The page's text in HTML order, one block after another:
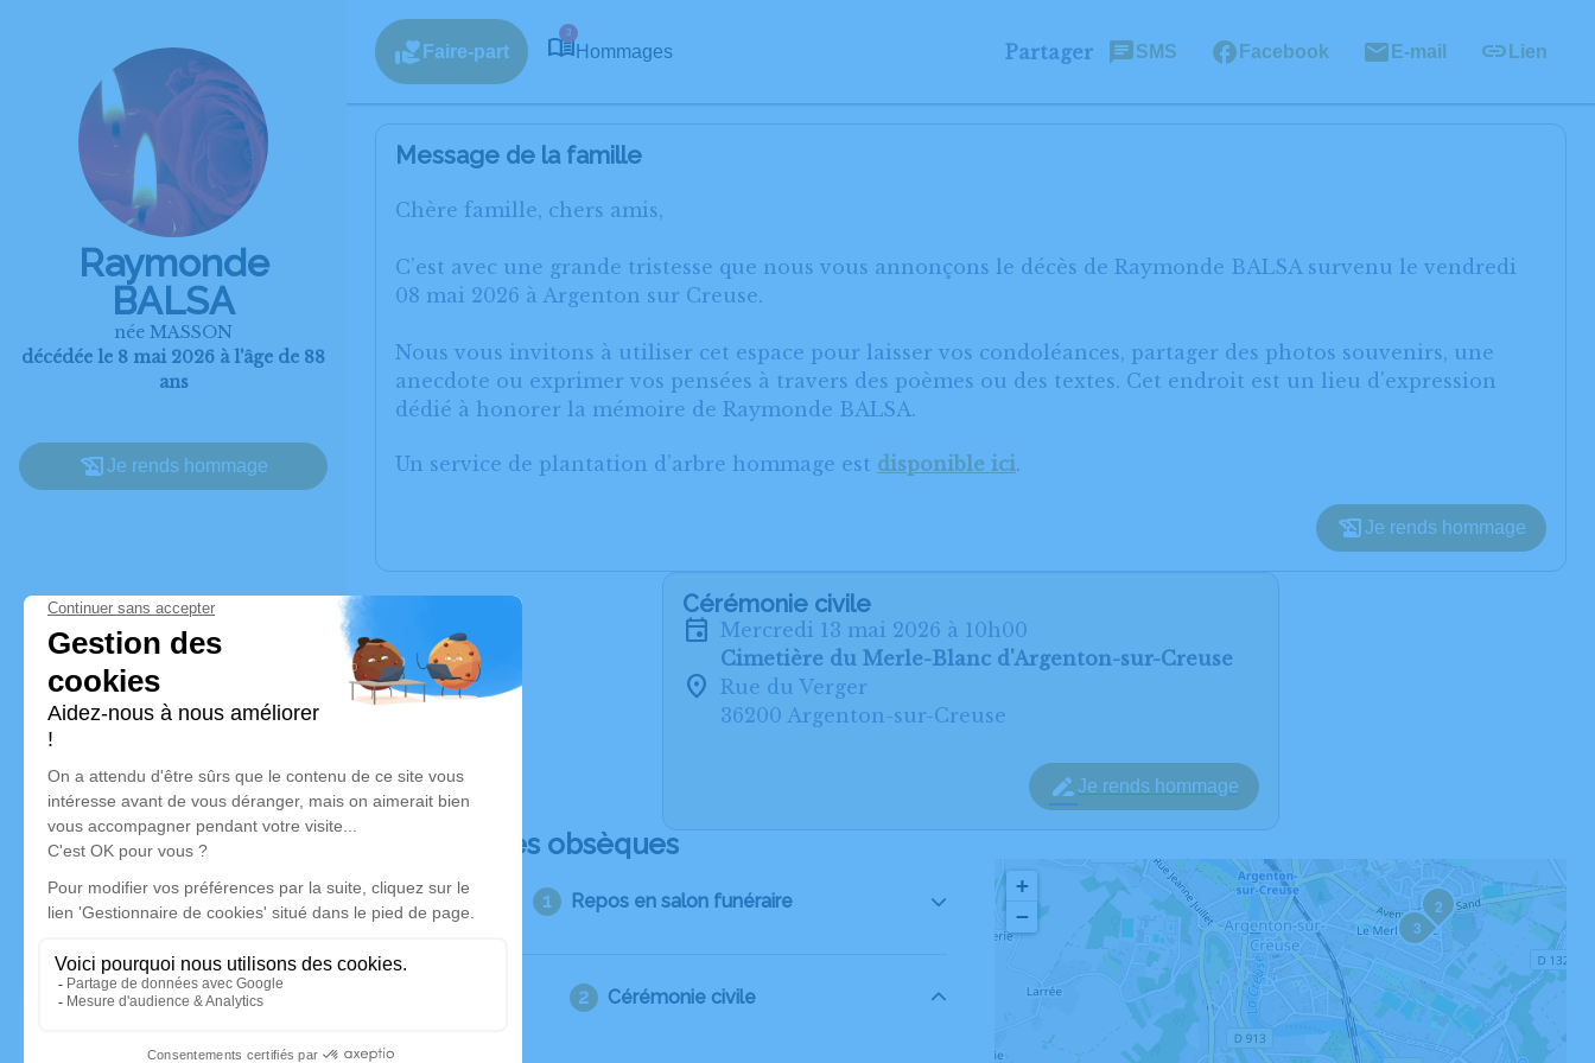
Raymonde
BALSA
née MASSON
décédée le 8 mai 2026 à l'âge de 88
ans
Je rends hommage
Faire-part
3
Hommages Partager SMS Facebook E-mail Lien
Message de la famille
Chère famille, chers amis,
C’est avec une grande tristesse que nous vous annonçons le décès de Raymonde BALSA survenu le vendredi
08 mai 2026 à Argenton sur Creuse.
Nous vous invitons à utiliser cet espace pour laisser vos condoléances, partager des photos souvenirs, une
anecdote ou exprimer vos pensées à travers des poèmes ou des textes. Cet endroit est un lieu d'expression
dédié à honorer la mémoire de Raymonde BALSA.
Un service de plantation d’arbre hommage est disponible ici.
Je rends hommage
Cérémonie civile
mercredi 13 mai 2026 à 10h00
Cimetière du Merle-Blanc d'Argenton-sur-Creuse
Rue du Verger
36200 Argenton-sur-Creuse
Je rends hommage
Déroulé des obsèques
Repos en salon funéraire
Cérémonie civile
2
3
+
−